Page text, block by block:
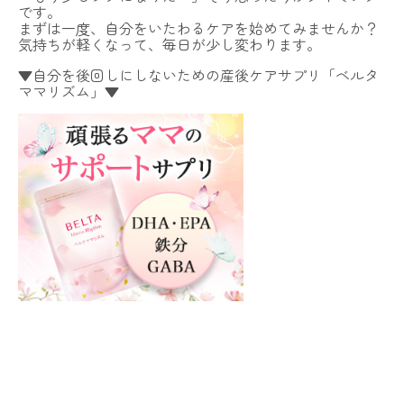
です。
まずは一度、自分をいたわるケアを始めてみませんか？
気持ちが軽くなって、毎日が少し変わります。
▼自分を後回しにしないための産後ケアサプリ「ベルタ
ママリズム」▼